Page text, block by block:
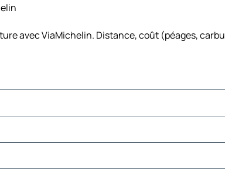
avec ViaMichelin. Distance, coût (péages,